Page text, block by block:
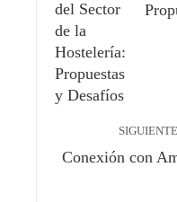
Conexión con